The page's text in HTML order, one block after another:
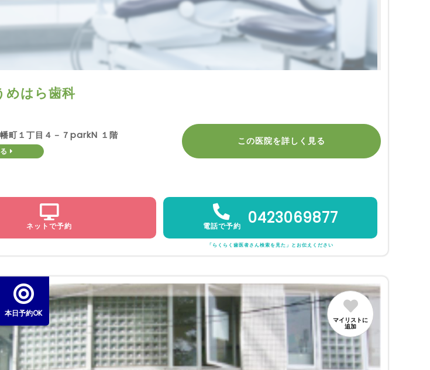
めはら歯科
町１丁目４－７parkN １階 この医院を詳しく見る
ネットで予約 電話で予約 0423069877
「らくらく歯医者さん検索を見た」とお伝えください
本日予約OK
マイリストに
追加